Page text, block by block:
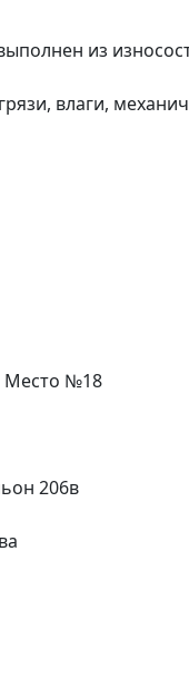
из
влаги,
на ниппель
на Новый
брелок с
Место №18
206в